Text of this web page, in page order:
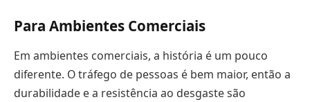
Para Ambientes Comerciais
Em ambientes comerciais, a história é um pouco
diferente. O tráfego de pessoas é bem maior, então a
durabilidade e a resistência ao desgaste são